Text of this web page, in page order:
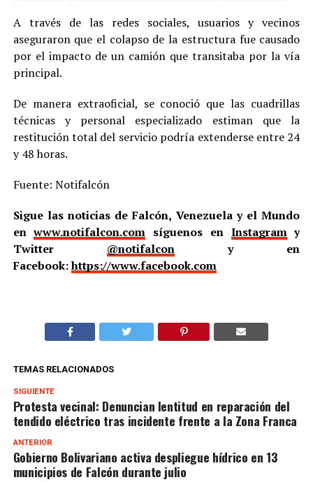
A través de las redes sociales, usuarios y vecinos
aseguraron que el colapso de la estructura fue causado
por el impacto de un camión que transitaba por la vía
principal.
De manera extraoficial, se conoció que las cuadrillas
técnicas y personal especializado estiman que la
restitución total del servicio podría extenderse entre 24
y 48 horas.
Fuente: Notifalcón
Sigue las noticias de Falcón, Venezuela y el Mundo
enwww.notifalcon.com síguenos en Instagramy
Twitter @notifalcony en
Facebook:https://www.facebook.com
TEMAS RELACIONADOS
SIGUIENTE
Protesta vecinal: Denuncian lentitud en reparación del
tendido eléctrico tras incidente frente a la Zona Franca
ANTERIOR
Gobierno Bolivariano activa despliegue hídrico en 13
municipios de Falcón durante julio